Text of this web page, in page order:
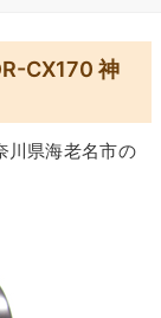
CX170 神
川県海老名市の